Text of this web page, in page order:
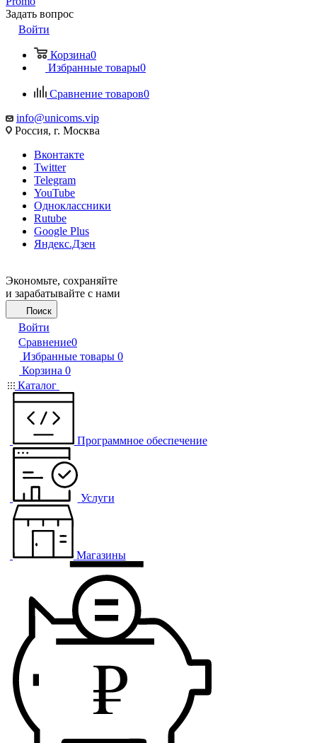
Задать вопрос
Войти
Корзина0
Избранные товары0
Сравнение товаров0
info@unicoms.vip
Россия, г. Москва
Вконтакте
Twitter
Telegram
YouTube
Одноклассники
Rutube
Google Plus
Яндекс.Дзен
Экономьте, сохраняйте
и зарабатывайте с нами
Поиск
Войти
Сравнение0
Избранные товары 0
Корзина 0
Каталог
Программное обеспечение
Услуги
Магазины